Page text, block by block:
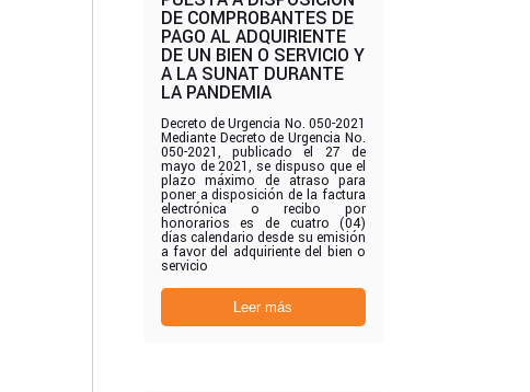
DE COMPROBANTES DE
PAGO AL ADQUIRIENTE
DE UN BIEN O SERVICIO Y
A LA SUNAT DURANTE
LA PANDEMIA
Decreto de Urgencia No. 050-2021
Mediante Decreto de Urgencia No.
050-2021, publicado el 27 de
mayo de 2021, se dispuso que el
plazo máximo de atraso para
poner a disposición de la factura
electrónica o recibo por
honorarios es de cuatro (04)
días calendario desde su emisión
a favor del adquiriente del bien o
servicio
Leer más